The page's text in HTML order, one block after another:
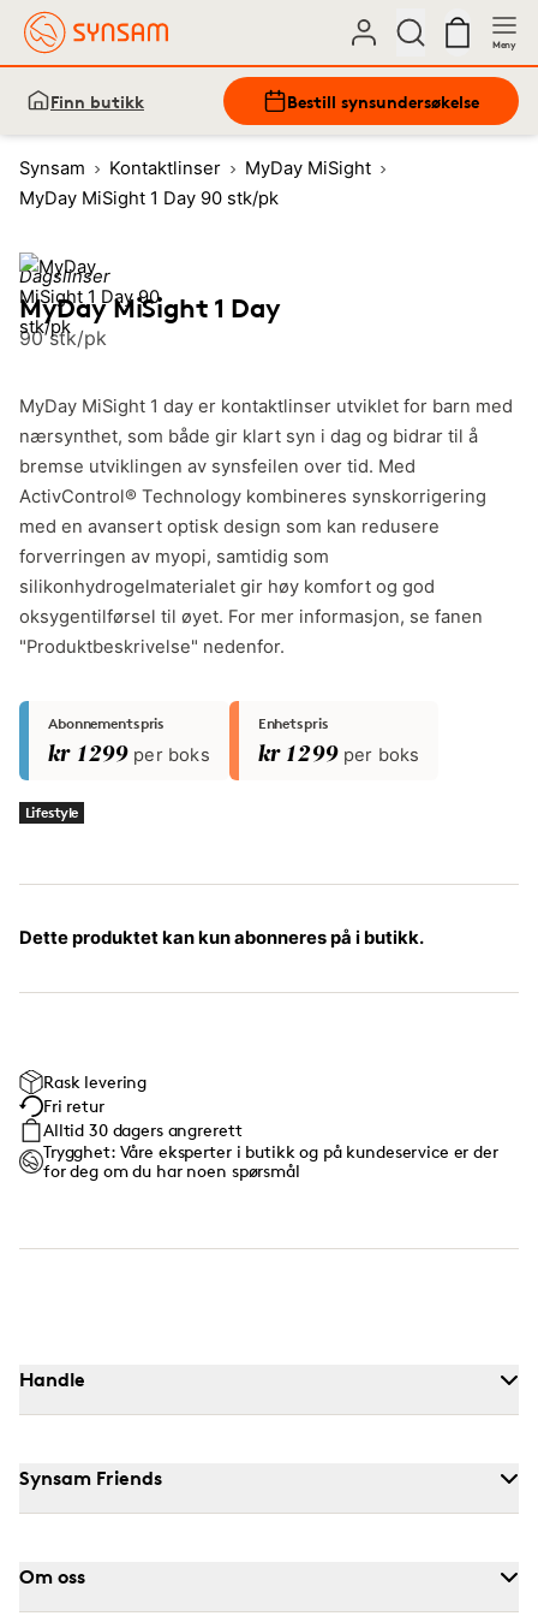
Meny
Finn butikk Bestill synsundersøkelse
Synsam Kontaktlinser
MyDay MiSight
MyDay MiSight 1 Day 90 stk/pk
Dagslinser
MyDay MiSight 1 Day
90 stk/pk
MyDay MiSight 1 day er kontaktlinser utviklet for barn med
nærsynthet, som både gir klart syn i dag og bidrar til å
bremse utviklingen av synsfeilen over tid. Med
ActivControl® Technology kombineres synskorrigering
med en avansert optisk design som kan redusere
forverringen av myopi, samtidig som
silikonhydrogelmaterialet gir høy komfort og god
oksygentilførsel til øyet. For mer informasjon, se fanen
"Produktbeskrivelse" nedenfor.
Abonnementspris
kr 1299 per boks
Enhetspris
kr 1299 per boks
Lifestyle
Dette produktet kan kun abonneres på i butikk.
Rask levering
Fri retur
Alltid 30 dagers angrerett
Trygghet: Våre eksperter i butikk og på kundeservice er der
for deg om du har noen spørsmål
Handle
Synsam Friends
Om oss